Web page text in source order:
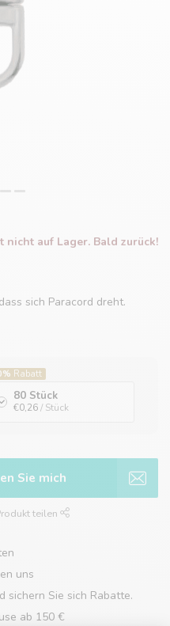
nicht auf Lager. Bald zurück!
sich Paracord dreht.
Rabatt
80 Stück
€0,26/ Stück
Sie mich
teilen
uns
sichern Sie sich Rabatte.
ab 150 €